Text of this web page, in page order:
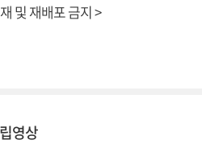
및 재배포 금지 >
영상